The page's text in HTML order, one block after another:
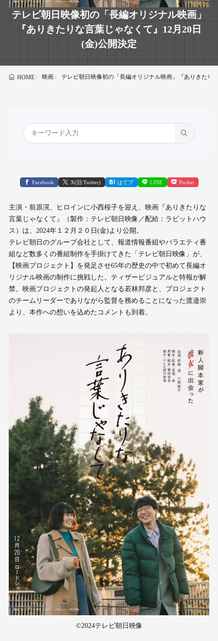
テレビ朝日映像初の「長編オリジナル映画」
『ありきたりな言葉じゃなくて』12月20日
(金)公開決定
HOME 映画 テレビ朝日映像初の「長編オリジナル映画」『ありきたり
Facebook X(旧:Twitter) はてブ LINE Pocket
主演・前原滉、ヒロインに小西桜子を迎え、映画『ありきたりな
言葉じゃなくて』（製作：テレビ朝日映像／配給：ラビットハウ
ス）は、2024年１２月２０日(金)より公開。
テレビ朝日のグループ会社として、報道情報番組やバラエティ番
組など数多くの番組制作を手掛けてきた「テレビ朝日映像」が、
【映画プロジェクト】を発足させ65年の歴史の中で初めて長編オ
リジナル映画の制作に挑戦した。ティザービジュアルと特報が解
禁。映画プロジェクトの発起人となる若林邦彦と、プロジェクト
のチームリーダーでありながら監督を務めることになった渡邉崇
より、本作への想いを込めたコメントも到着。
©2024テレビ朝日映像